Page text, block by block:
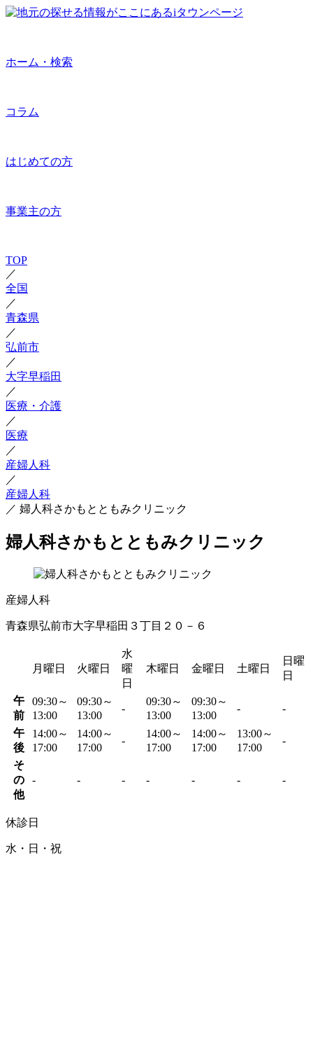
ホーム・検索
コラム
はじめての方
事業主の方
TOP
／
全国
／
青森県
／
弘前市
／
大字早稲田
／
医療・介護
／
医療
／
産婦人科
／
産婦人科
／ 婦人科さかもとともみクリニック
婦人科さかもとともみクリニック
産婦人科
青森県弘前市大字早稲田３丁目２０－６
月曜日 火曜日
水
曜
日
木曜日 金曜日 土曜日
日曜
日
午
前
09:30～
13:00
09:30～
13:00
-
09:30～
13:00
09:30～
13:00
- -
午
後
14:00～
17:00
14:00～
17:00
-
14:00～
17:00
14:00～
17:00
13:00～
17:00
-
そ
の
他
- - - - - - -
休診日
水・日・祝